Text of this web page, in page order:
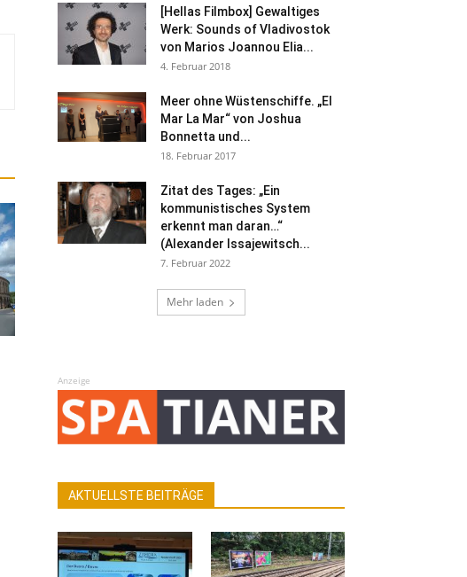
[Hellas Filmbox] Gewaltiges
Werk: Sounds of Vladivostok
von Marios Joannou Elia...
4. Februar 2018
Meer ohne Wüstenschiffe. „El
Mar La Mar“ von Joshua
Bonnetta und...
18. Februar 2017
Zitat des Tages: „Ein
kommunistisches System
erkennt man daran…“
(Alexander Issajewitsch...
7. Februar 2022
Mehr laden
Anzeige
AKTUELLSTE BEITRÄGE